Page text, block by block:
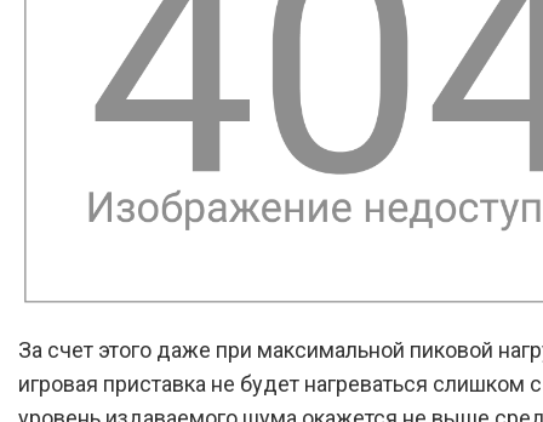
За счет этого даже при максимальной пиковой
игровая приставка не будет нагреваться слишком